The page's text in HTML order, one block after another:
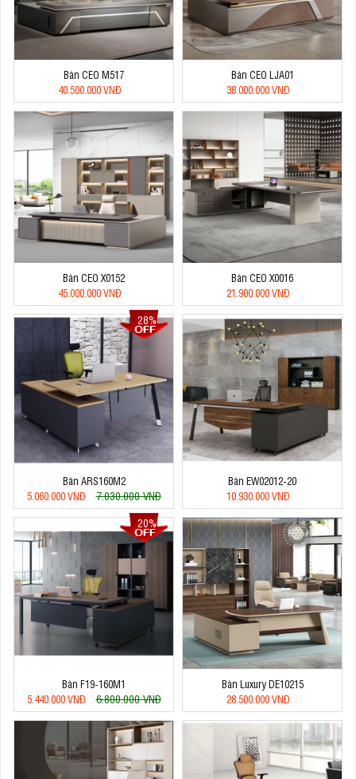
Bàn CEO M517
40.500.000 VNĐ
Bàn CEO LJA01
38.000.000 VNĐ
Bàn CEO X0152
45.000.000 VNĐ
Bàn CEO X0016
21.900.000 VNĐ
28%
Bàn ARS160M2
5.060.000 VNĐ
7.030.000 VNĐ
Bàn EW02012-20
10.930.000 VNĐ
20%
Bàn F19-160M1
5.440.000 VNĐ
6.800.000 VNĐ
Bàn Luxury DE10215
28.500.000 VNĐ